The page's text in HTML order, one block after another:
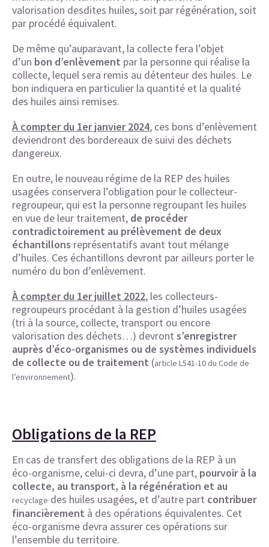
valorisation desdites huiles, soit par régénération, soit
par procédé équivalent.
De même qu’auparavant, la collecte fera l’objet
d’un bon d’enlèvement par la personne qui réalise la
collecte, lequel sera remis au détenteur des huiles. Le
bon indiquera en particulier la quantité et la qualité
des huiles ainsi remises.
À compter du 1er janvier 2024, ces bons d’enlèvement
deviendront des bordereaux de suivi des déchets
dangereux.
En outre, le nouveau régime de la REP des huiles
usagées conservera l’obligation pour le collecteur-
regroupeur, qui est la personne regroupant les huiles
en vue de leur traitement, de procéder
contradictoirement au prélèvement de deux
échantillons représentatifs avant tout mélange
d’huiles. Ces échantillons devront par ailleurs porter le
numéro du bon d’enlèvement.
À compter du 1er juillet 2022, les collecteurs-
regroupeurs procédant à la gestion d’huiles usagées
(tri à la source, collecte, transport ou encore
valorisation des déchets…) devront s’enregistrer
auprès d’éco-organismes ou de systèmes individuels
de collecte ou de traitement (article L541-10 du Code de
l’environnement).
Obligations de la REP
En cas de transfert des obligations de la REP à un
éco-organisme, celui-ci devra, d’une part, pourvoir à la
collecte, au transport, à la régénération et au
recyclage des huiles usagées, et d’autre part contribuer
financièrement à des opérations équivalentes. Cet
éco-organisme devra assurer ces opérations sur
l’ensemble du territoire.